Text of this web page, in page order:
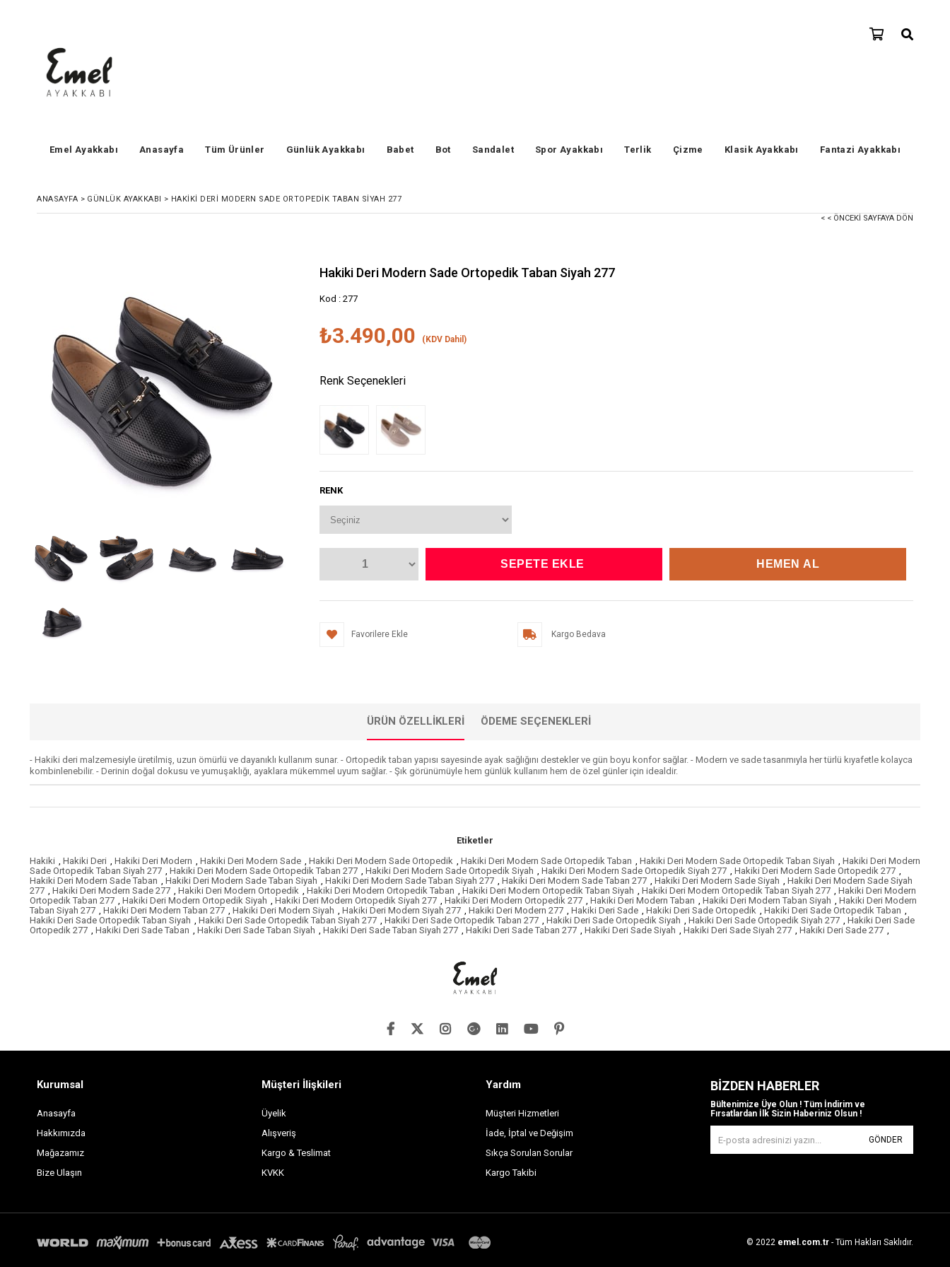
Emel Ayakkabı Anasayfa Tüm Ürünler Günlük Ayakkabı Babet Bot Sandalet Spor Ayakkabı Terlik Çizme Klasik Ayakkabı Fantazi Ayakkabı
ANASAYFA > GÜNLÜK AYAKKABI > HAKIKI DERI MODERN SADE ORTOPEDIK TABAN SIYAH 277
< < ÖNCEKI SAYFAYA DÖN
Hakiki Deri Modern Sade Ortopedik Taban Siyah 277
Kod : 277
₺3.490,00 (KDV Dahil)
Renk Seçenekleri
RENK
Favorilere Ekle Kargo Bedava
ÜRÜN ÖZELLIKLERI ÖDEME SEÇENEKLERI
- Hakiki deri malzemesiyle üretilmiş, uzun ömürlü ve dayanıklı kullanım sunar. - Ortopedik taban yapısı sayesinde ayak sağlığını destekler ve gün boyu konfor sağlar. - Modern ve sade tasarımıyla her türlü kıyafetle kolayca
kombinlenebilir. - Derinin doğal dokusu ve yumuşaklığı, ayaklara mükemmel uyum sağlar. - Şık görünümüyle hem günlük kullanım hem de özel günler için idealdir.
Etiketler
Hakiki , Hakiki Deri , Hakiki Deri Modern , Hakiki Deri Modern Sade , Hakiki Deri Modern Sade Ortopedik , Hakiki Deri Modern Sade Ortopedik Taban , Hakiki Deri Modern Sade Ortopedik Taban Siyah , Hakiki Deri Modern
Sade Ortopedik Taban Siyah 277 , Hakiki Deri Modern Sade Ortopedik Taban 277 , Hakiki Deri Modern Sade Ortopedik Siyah , Hakiki Deri Modern Sade Ortopedik Siyah 277 , Hakiki Deri Modern Sade Ortopedik 277 ,
Hakiki Deri Modern Sade Taban , Hakiki Deri Modern Sade Taban Siyah , Hakiki Deri Modern Sade Taban Siyah 277 , Hakiki Deri Modern Sade Taban 277 , Hakiki Deri Modern Sade Siyah , Hakiki Deri Modern Sade Siyah
277 , Hakiki Deri Modern Sade 277 , Hakiki Deri Modern Ortopedik , Hakiki Deri Modern Ortopedik Taban , Hakiki Deri Modern Ortopedik Taban Siyah , Hakiki Deri Modern Ortopedik Taban Siyah 277 , Hakiki Deri Modern
Ortopedik Taban 277 , Hakiki Deri Modern Ortopedik Siyah , Hakiki Deri Modern Ortopedik Siyah 277 , Hakiki Deri Modern Ortopedik 277 , Hakiki Deri Modern Taban , Hakiki Deri Modern Taban Siyah , Hakiki Deri Modern
Taban Siyah 277 , Hakiki Deri Modern Taban 277 , Hakiki Deri Modern Siyah , Hakiki Deri Modern Siyah 277 , Hakiki Deri Modern 277 , Hakiki Deri Sade , Hakiki Deri Sade Ortopedik , Hakiki Deri Sade Ortopedik Taban ,
Hakiki Deri Sade Ortopedik Taban Siyah , Hakiki Deri Sade Ortopedik Taban Siyah 277 , Hakiki Deri Sade Ortopedik Taban 277 , Hakiki Deri Sade Ortopedik Siyah , Hakiki Deri Sade Ortopedik Siyah 277 , Hakiki Deri Sade
Ortopedik 277 , Hakiki Deri Sade Taban , Hakiki Deri Sade Taban Siyah , Hakiki Deri Sade Taban Siyah 277 , Hakiki Deri Sade Taban 277 , Hakiki Deri Sade Siyah , Hakiki Deri Sade Siyah 277 , Hakiki Deri Sade 277 ,
Kurumsal
Anasayfa
Hakkımızda
Mağazamız
Bize Ulaşın
Müşteri İlişkileri
Üyelik
Alışveriş
Kargo & Teslimat
KVKK
Yardım
Müşteri Hizmetleri
İade, İptal ve Değişim
Sıkça Sorulan Sorular
Kargo Takibi
BIZDEN HABERLER
Bültenimize Üye Olun ! Tüm İndirim ve
Fırsatlardan İlk Sizin Haberiniz Olsun !
GÖNDER
© 2022 emel.com.tr - Tüm Hakları Saklıdır.